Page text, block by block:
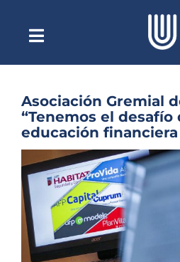
contenidoToggle
NavigationEscuchar Radio
Quiénes
Noticias
Columnas
Asociación Gremial
“Tenemos el desafío
educación
imagen
más
grande